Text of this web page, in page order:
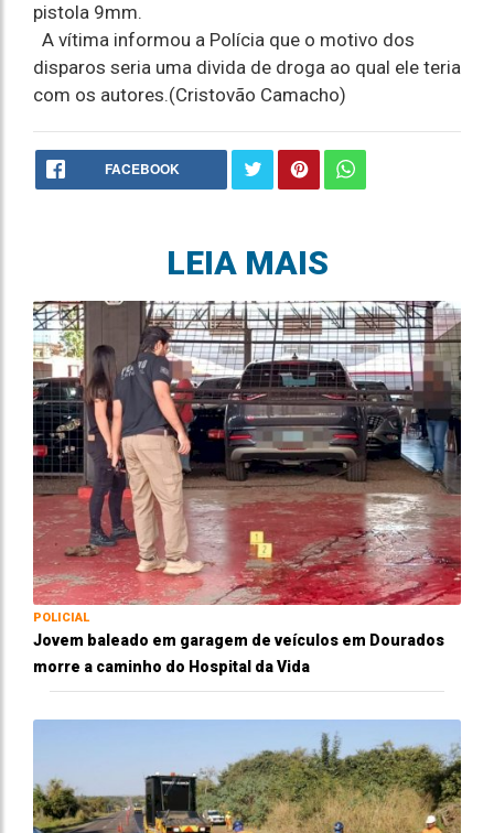
pistola 9mm.
A vítima informou a Polícia que o motivo dos
disparos seria uma divida de droga ao qual ele teria
com os autores.(Cristovão Camacho)
FACEBOOK
LEIA MAIS
POLICIAL
Jovem baleado em garagem de veículos em Dourados
morre a caminho do Hospital da Vida